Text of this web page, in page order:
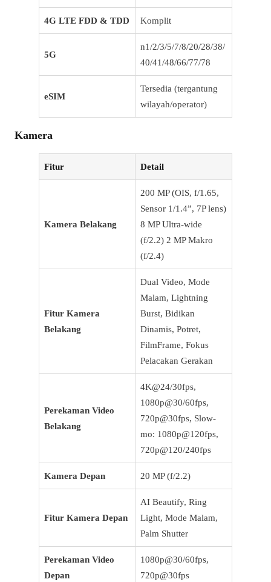
4G LTE FDD & TDD Komplit
5G
n1/2/3/5/7/8/20/28/38/
40/41/48/66/77/78
eSIM
Tersedia (tergantung
wilayah/operator)
Kamera
Fitur Detail
Kamera Belakang
200 MP (OIS, f/1.65,
Sensor 1/1.4”, 7P lens)
8 MP Ultra-wide
(f/2.2) 2 MP Makro
(f/2.4)
Fitur Kamera
Belakang
Dual Video, Mode
Malam, Lightning
Burst, Bidikan
Dinamis, Potret,
FilmFrame, Fokus
Pelacakan Gerakan
Perekaman Video
Belakang
4K@24/30fps,
1080p@30/60fps,
720p@30fps, Slow-
mo: 1080p@120fps,
720p@120/240fps
Kamera Depan 20 MP (f/2.2)
Fitur Kamera Depan
AI Beautify, Ring
Light, Mode Malam,
Palm Shutter
Perekaman Video
Depan
1080p@30/60fps,
720p@30fps